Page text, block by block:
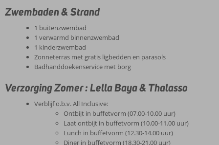
Zwembaden & Strand
1 buitenzwembad
1 verwarmd binnenzwembad
1 kinderzwembad
Zonneterras met gratis ligbedden en parasols
Badhanddoekenservice met borg
Verzorging Zomer : Lella Baya & Thalasso
Verblijf o.b.v. All Inclusive:
Ontbijt in buffetvorm (07.00-10.00 uur)
Laat ontbijt in buffetvorm (10.00-11.00 uur)
Lunch in buffetvorm (12.30-14.00 uur)
Diner in buffetvorm (18.30-21.00 uur)